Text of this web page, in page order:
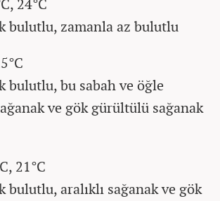
24°C
bulutlu, zamanla az bulutlu
bulutlu, bu sabah ve öğle
ve gök gürültülü sağanak
21°C
bulutlu, aralıklı sağanak ve gök